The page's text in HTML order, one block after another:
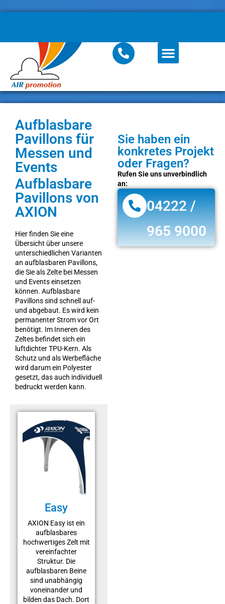
Sie haben ein
konkretes Projekt
oder Fragen?
Rufen Sie uns unverbindlich
an:
04222 /
965 9000
Aufblasbare
Pavillons für
Messen und
Events
Aufblasbare
Pavillons von
AXION
Hier finden Sie eine
Übersicht über unsere
unterschiedlichen Varianten
an aufblasbaren Pavillons,
die Sie als Zelte bei Messen
und Events einsetzen
können. Aufblasbare
Pavillons sind schnell auf-
und abgebaut. Es wird kein
permanenter Strom vor Ort
benötigt. Im Inneren des
Zeltes befindet sich ein
luftdichter TPU-Kern. Als
Schutz und als Werbefläche
wird darum ein Polyester
gesetzt, das auch individuell
bedruckt werden kann.
Easy
AXION Easy ist ein
aufblasbares
hochwertiges Zelt mit
vereinfachter
Struktur. Die
aufblasbaren Beine
sind unabhängig
voneinander und
bilden das Dach. Dort